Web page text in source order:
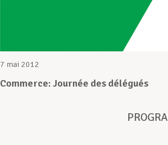
7 mai 2012
Commerce: Journée des délégués